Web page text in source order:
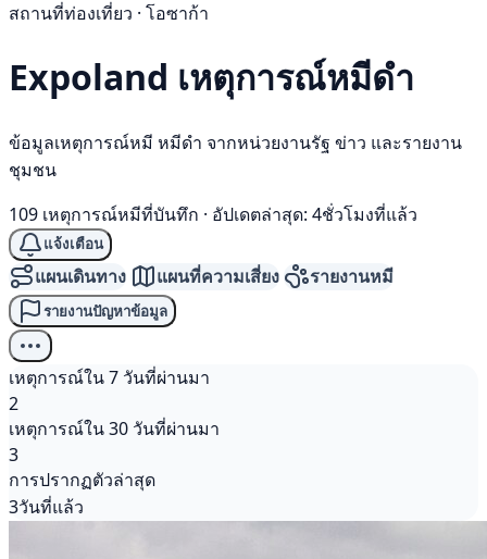
สถานที่ท่องเที่ยว · โอซาก้า
Expoland เหตุการณ์หมีดำ
ข้อมูลเหตุการณ์หมี หมีดำ จากหน่วยงานรัฐ ข่าว และรายงาน
ชุมชน
109 เหตุการณ์หมีที่บันทึก · อัปเดตล่าสุด: 4ชั่วโมงที่แล้ว
แจ้งเตือน
แผนเดินทาง แผนที่ความเสี่ยง รายงานหมี
รายงานปัญหาข้อมูล
เหตุการณ์ใน 7 วันที่ผ่านมา
2
เหตุการณ์ใน 30 วันที่ผ่านมา
3
การปรากฏตัวล่าสุด
3วันที่แล้ว